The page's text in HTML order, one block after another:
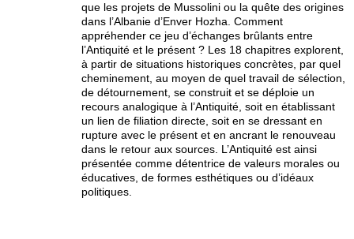
que les projets de Mussolini ou la quête des origines
dans l’Albanie d’Enver Hozha. Comment
appréhender ce jeu d’échanges brûlants entre
l’Antiquité et le présent ? Les 18 chapitres explorent,
à partir de situations historiques concrètes, par quel
cheminement, au moyen de quel travail de sélection,
de détournement, se construit et se déploie un
recours analogique à l’Antiquité, soit en établissant
un lien de filiation directe, soit en se dressant en
rupture avec le présent et en ancrant le renouveau
dans le retour aux sources. L’Antiquité est ainsi
présentée comme détentrice de valeurs morales ou
éducatives, de formes esthétiques ou d’idéaux
politiques.